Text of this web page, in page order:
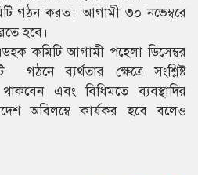
গঠন করত। আগামী ৩০ নভেম্বরে
হবে।
কমিটি আগামী পহেলা ডিসেম্বর
ব্যর্থতার ক্ষেত্রে সংশ্লিষ্ট
থাকবেন এবং বিধিমতে ব্যবস্থাদির
অবিলম্বে কার্যকর হবে বলেও